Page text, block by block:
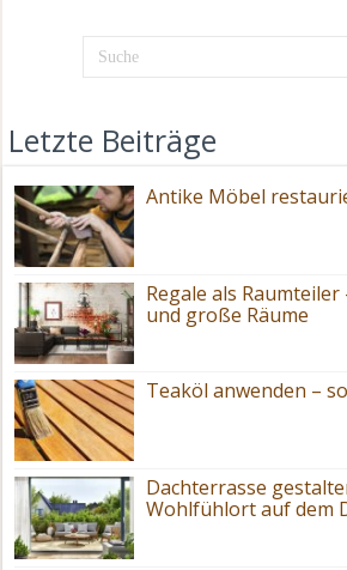
Letzte Beiträge
Antike Möbel
Regale als
und große Räume
Teaköl anwenden –
Dachterrasse
Wohlfühlort auf dem